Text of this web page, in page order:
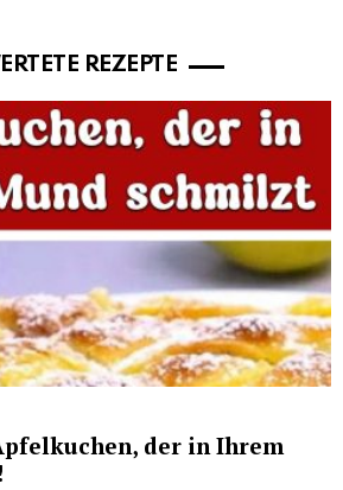
REZEPTE
der in Ihrem